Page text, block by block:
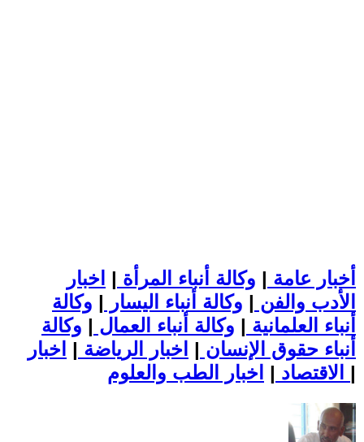
أخبار عامة | وكالة أنباء المرأة | اخبار
الأدب والفن | وكالة أنباء اليسار | وكالة
أنباء العلمانية | وكالة أنباء العمال | وكالة
أنباء حقوق الإنسان | اخبار الرياضة | اخبار
الاقتصاد | |